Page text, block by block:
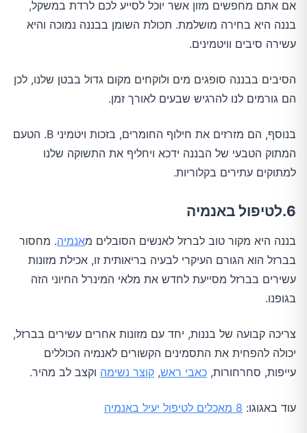
אם אתם מחפשים מזון אשר יוכל לסייע לכם לרדת במשקל,
בננה היא בחירה מושלמת. תכולת השומן בבננה נמוכה והיא
עשירה סיבים וויטמינים.
הסיבים בבננה סופגים מים ולוקחים מקום גדול בבטן שלנו, לכן
הם גורמים לנו להרגיש שבעים לאורך זמן.
בנוסף, הם מזרזים את חילוף החומרים, בזכות ויטמיני B. הטעם
המתוק הטבעי של הבננה ידכא ויחליף את התשוקה שלנו
למתוקים עתירים בקלוריות.
6.לטיפול באנמיה
בננה היא מקור טוב לברזל לאנשים הסובלים מאנמיה. מחסור
בברזל הוא הגורם העיקרי לבעיה בריאותית זו, אכילת מזונות
עשירים בברזל מסייעת לחדש את מלאי המינרל החיוני הזה
בגופנו.
צריכה קבועה של בננות, יחד עם מזונות אחרים עשירים בברזל,
יכולה להפחית את התסמינים הקשורים לאנמיה הכוללים
עייפות, סחרחורות, כאבי ראש, קוצר נשימה וקצב לב מהיר.
עוד באגוגו: 8 מאכלים לטיפול יעיל באנמיה